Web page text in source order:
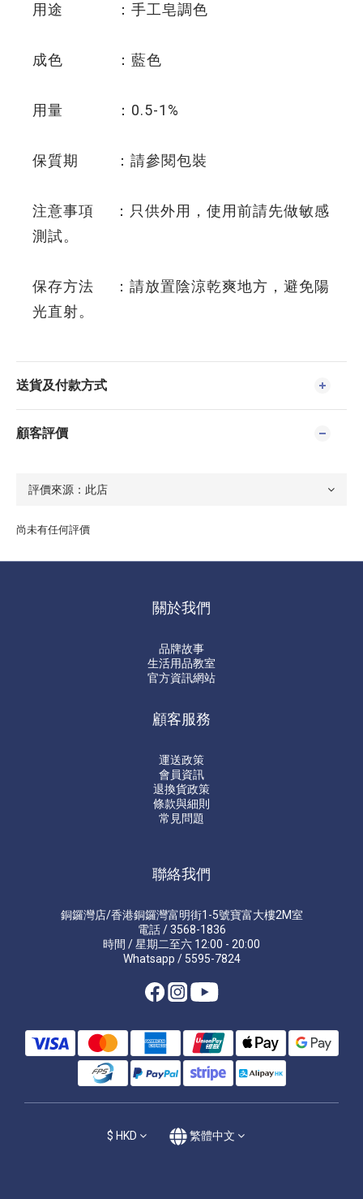
用途 ：手工皂調色
成色 ：藍色
用量 ：0.5-1%
保質期 ：請參閱包裝
注意事項 ：只供外用，使用前請先做敏感
測試。
保存方法 ：請放置陰涼乾爽地方，避免陽
光直射。
送貨及付款方式
顧客評價
尚未有任何評價
關於我們
品牌故事
生活用品教室
官方資訊網站
顧客服務
運送政策
會員資訊
退換貨政策
條款與細則
常見問題
聯絡我們
銅鑼灣店/香港銅鑼灣富明街1-5號寶富大樓2M室
電話 / 3568-1836
時間 / 星期二至六 12:00 - 20:00
Whatsapp / 5595-7824
$ HKD 繁體中文